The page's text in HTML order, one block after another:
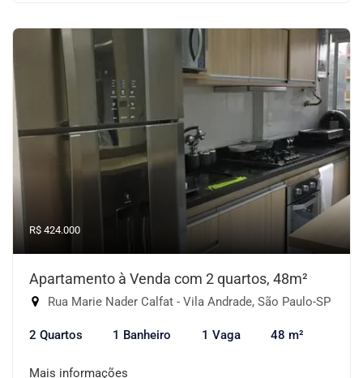
R$ 424.000
Apartamento à Venda com 2 quartos, 48m²
Rua Marie Nader Calfat - Vila Andrade, São Paulo-SP
2 Quartos 1 Banheiro 1 Vaga 48 m²
Mais informações